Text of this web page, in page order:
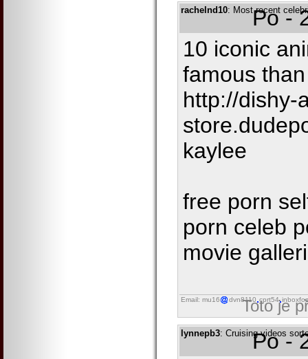
rachelnd10: Most recent
Po -
10 iconic
famous
http://dishy-
kaylee
free porn
porn celeb
movie
Email: mu16 dvn8110 cprt54
Toto je
lynnepb3: Cruising videos
Po -